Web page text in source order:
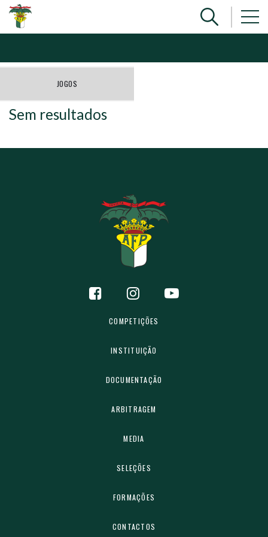
JOGOS
Sem resultados
COMPETIÇÕES
INSTITUIÇÃO
DOCUMENTAÇÃO
ARBITRAGEM
MEDIA
SELEÇÕES
FORMAÇÕES
CONTACTOS